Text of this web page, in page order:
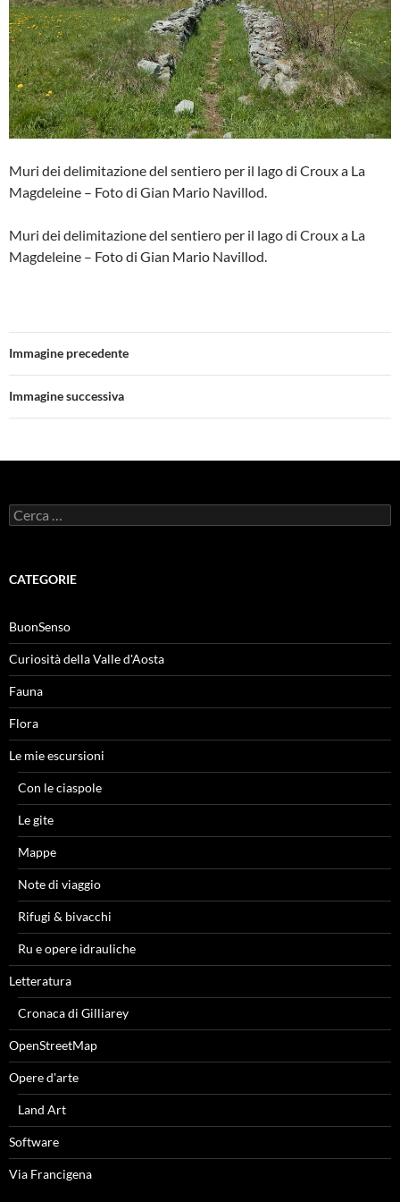
Muri dei delimitazione del sentiero per il lago di Croux a La
Magdeleine – Foto di Gian Mario Navillod.
Muri dei delimitazione del sentiero per il lago di Croux a La
Magdeleine – Foto di Gian Mario Navillod.
Immagine precedente
Immagine successiva
Ricerca
per:
CATEGORIE
BuonSenso
Curiosità della Valle d'Aosta
Fauna
Flora
Le mie escursioni
Con le ciaspole
Le gite
Mappe
Note di viaggio
Rifugi & bivacchi
Ru e opere idrauliche
Letteratura
Cronaca di Gilliarey
OpenStreetMap
Opere d'arte
Land Art
Software
Via Francigena